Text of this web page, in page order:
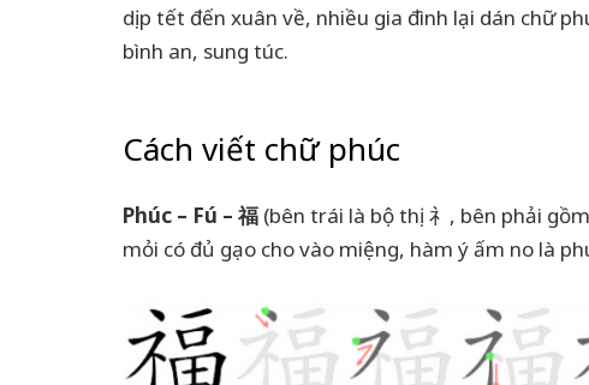
dịp tết đến xuân về, nhiều gia đình lại dán chữ
bình an, sung túc.
Cách viết chữ phúc
Phúc – Fú – 福 (bên trái là bộ thị 礻, bên phải
mỏi có đủ gạo cho vào miệng, hàm ý ấm no là